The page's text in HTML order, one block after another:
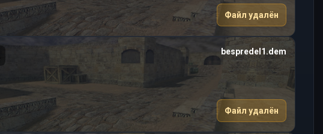
Файл удалён
bespredel1.dem
Файл удалён